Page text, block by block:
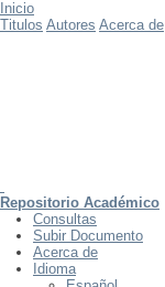
Inicio
Titulos Autores Acerca de
Repositorio Académico
Consultas
Subir Documento
Acerca de
Idioma